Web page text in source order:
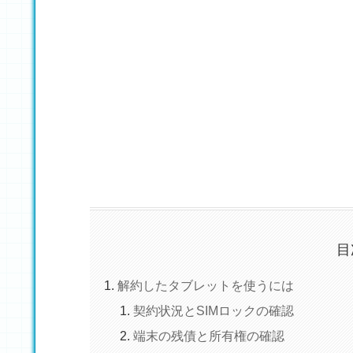
解約したタブレットを使うには
契約状況とSIMロックの確認
端末の残債と所有権の確認